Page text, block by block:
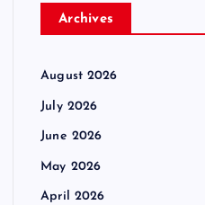
Archives
August 2026
July 2026
June 2026
May 2026
April 2026